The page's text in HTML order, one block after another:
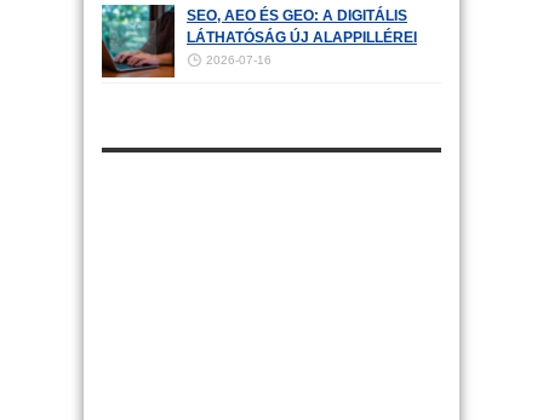
SEO, AEO ÉS GEO: A DIGITÁLIS
LÁTHATÓSÁG ÚJ ALAPPILLÉREI
2026-07-16